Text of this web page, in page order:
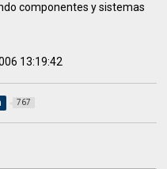
componentes y sistemas
13:19:42
767